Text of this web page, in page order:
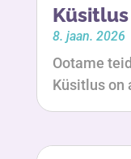
8. jaan. 2026
Ootame
Küsitlus on